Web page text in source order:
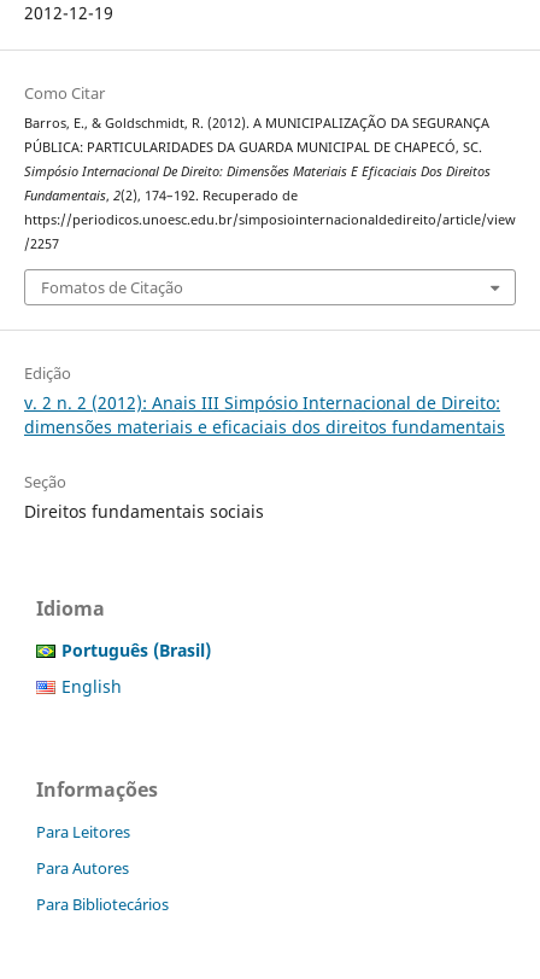
2012-12-19
Como Citar
Barros, E., & Goldschmidt, R. (2012). A MUNICIPALIZAÇÃO DA SEGURANÇA
PÚBLICA: PARTICULARIDADES DA GUARDA MUNICIPAL DE CHAPECÓ, SC.
Simpósio Internacional De Direito: Dimensões Materiais E Eficaciais Dos Direitos
Fundamentais, 2(2), 174–192. Recuperado de
https://periodicos.unoesc.edu.br/simposiointernacionaldedireito/article/view
/2257
Fomatos de Citação
Edição
v. 2 n. 2 (2012): Anais III Simpósio Internacional de Direito:
dimensões materiais e eficaciais dos direitos fundamentais
Seção
Direitos fundamentais sociais
Idioma
Português (Brasil)
English
Informações
Para Leitores
Para Autores
Para Bibliotecários